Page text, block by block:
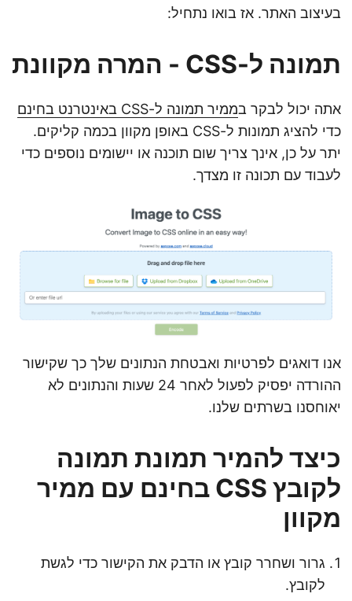
בעיצוב האתר. אז בואו נתחיל:
תמונה ל-CSS - המרה מקוונת
אתה יכול לבקר בממיר תמונה ל-CSS באינטרנט בחינם
כדי להציג תמונות ל-CSS באופן מקוון בכמה קליקים.
יתר על כן, אינך צריך שום תוכנה או יישומים נוספים כדי
לעבוד עם תכונה זו מצדך.
אנו דואגים לפרטיות ואבטחת הנתונים שלך כך שקישור
ההורדה יפסיק לפעול לאחר 24 שעות והנתונים לא
יאוחסנו בשרתים שלנו.
כיצד להמיר תמונת תמונה
לקובץ CSS בחינם עם ממיר
מקוון
גרור ושחרר קובץ או הדבק את הקישור כדי לגשת
לקובץ.